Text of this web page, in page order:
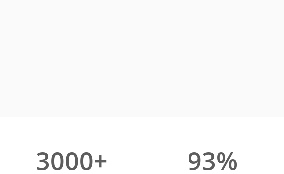
3000+ 93%